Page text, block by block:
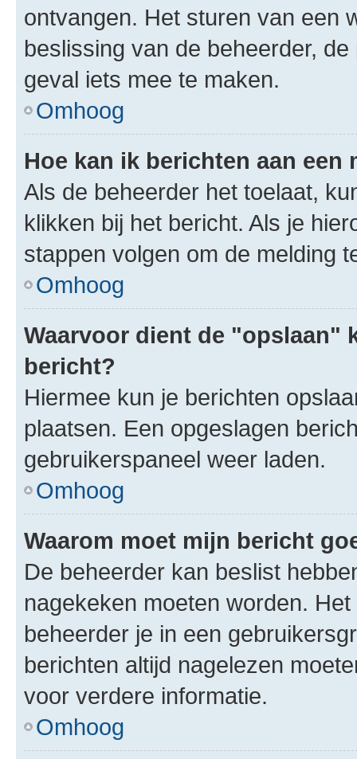
ontvangen. Het sturen van een
beslissing van de beheerder,
geval iets mee te maken.
Omhoog
Hoe kan ik berichten aan een
Als de beheerder het toelaat,
klikken bij het bericht. Als je
stappen volgen om de melding
Omhoog
Waarvoor dient de "opslaan"
bericht?
Hiermee kun je berichten
plaatsen. Een opgeslagen
gebruikerspaneel weer laden.
Omhoog
Waarom moet mijn bericht
De beheerder kan beslist
nagekeken moeten worden.
beheerder je in een
berichten altijd nagelezen
voor verdere informatie.
Omhoog